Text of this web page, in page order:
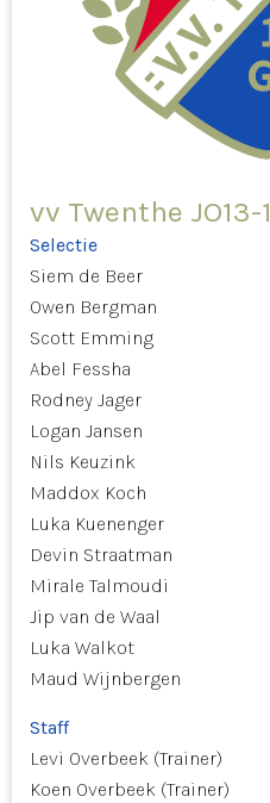
vv Twenthe JO13-1
Selectie
Siem de Beer
Owen Bergman
Scott Emming
Abel Fessha
Rodney Jager
Logan Jansen
Nils Keuzink
Maddox Koch
Luka Kuenenger
Devin Straatman
Mirale Talmoudi
Jip van de Waal
Luka Walkot
Maud Wijnbergen
Staff
Levi Overbeek (Trainer)
Koen Overbeek (Trainer)